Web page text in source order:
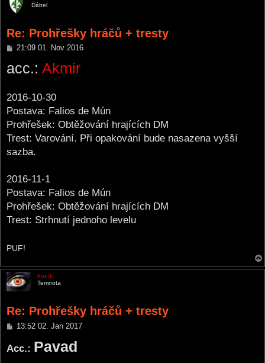
Ďábel
Re: Prohřešky hráčů + tresty
P
s
t
21:09 01. Nov 2016
acc.: Akmir
2016-10-30
Postava: Falios de Mún
Prohřešek: Obtěžování hrajících DM
Trest: Varování. Při opakování bude nasazena vyšší
sazba.
2016-11-1
Postava: Falios de Mún
Prohřešek: Obtěžování hrajících DM
Trest: Strhnutí jednoho levelu
PUF!
kucik
Temnota
Re: Prohřešky hráčů + tresty
P
t
13:52 02. Jan 2017
Acc.: Pavad